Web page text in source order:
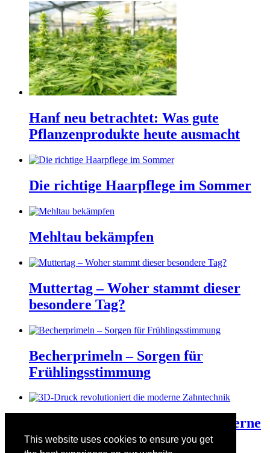
This website uses cookies to ensure you get
Hanf neu betrachtet: Was gute
Pflanzenprodukte heute ausmacht
Die richtige Haarpflege im Sommer
Mehltau bekämpfen
Muttertag – Woher stammt dieser
besondere Tag?
Becherprimeln – Sorgen für
Frühlingsstimmung
3D-Druck revolutioniert die moderne
Zahntechnik